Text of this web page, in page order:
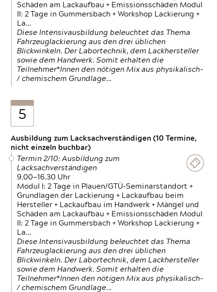
Schäden am Lackaufbau + Emissionsschäden Modul
II: 2 Tage in Gummersbach + Workshop Lackierung +
La…
Diese Intensivausbildung beleuchtet das Thema
Fahrzeuglackierung aus den drei üblichen
Blickwinkeln. Der Labortechnik, dem Lackhersteller
sowie dem Handwerk. Somit erhalten die
Teilnehmer*Innen den nötigen Mix aus physikalisch-
/ chemischem Grundlage…
5
Ausbildung zum Lacksachverständigen (10 Termine,
nicht einzeln buchbar)
Termin 2/10: Ausbildung zum
Lacksachverständigen
9.00—16.30 Uhr
Modul I: 2 Tage in Plauen/GTÜ-Seminarstandort +
Grundlagen der Lackierung + Lackaufbau beim
Hersteller + Lackaufbau im Handwerk + Mängel und
Schäden am Lackaufbau + Emissionsschäden Modul
II: 2 Tage in Gummersbach + Workshop Lackierung +
La…
Diese Intensivausbildung beleuchtet das Thema
Fahrzeuglackierung aus den drei üblichen
Blickwinkeln. Der Labortechnik, dem Lackhersteller
sowie dem Handwerk. Somit erhalten die
Teilnehmer*Innen den nötigen Mix aus physikalisch-
/ chemischem Grundlage…